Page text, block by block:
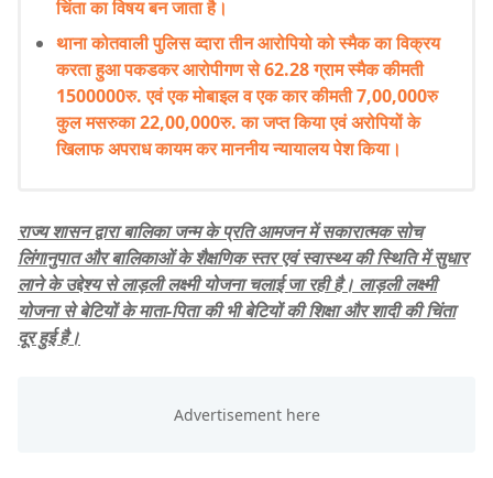
चिंता का विषय बन जाता है।
थाना कोतवाली पुलिस व्दारा तीन आरोपियो को स्मैक का विक्रय
करता हुआ पकडकर आरोपीगण से 62.28 ग्राम स्मैक कीमती
1500000रु. एवं एक मोबाइल व एक कार कीमती 7,00,000रु
कुल मसरुका 22,00,000रु. का जप्त किया एवं अरोपियों के
खिलाफ अपराध कायम कर माननीय न्यायालय पेश किया।
राज्य शासन द्वारा बालिका जन्म के प्रति आमजन में सकारात्मक सोच
लिंगानुपात और बालिकाओं के शैक्षणिक स्तर एवं स्वास्थ्य की स्थिति में सुधार
लाने के उद्देश्य से लाड़ली लक्ष्मी योजना चलाई जा रही है। लाड़ली लक्ष्मी
योजना से बेटियों के माता-पिता की भी बेटियों की शिक्षा और शादी की चिंता
दूर हुई है।